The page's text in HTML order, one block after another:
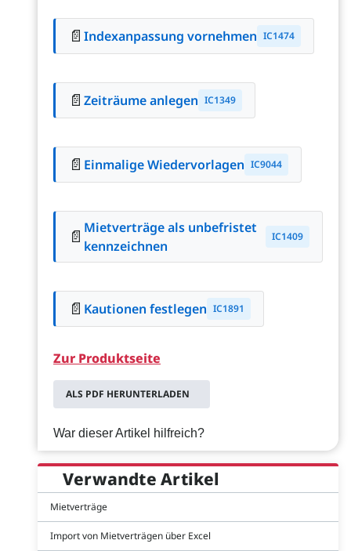
📄 Indexanpassung vornehmen IC1474
📄 Zeiträume anlegen IC1349
📄 Einmalige Wiedervorlagen IC9044
📄 Mietverträge als unbefristet
kennzeichnen
IC1409
📄 Kautionen festlegen IC1891
Zur Produktseite
ALS PDF HERUNTERLADEN
War dieser Artikel hilfreich?
Verwandte Artikel
Mietverträge
Import von Mietverträgen über Excel